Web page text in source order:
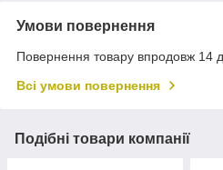
Умови повернення
Повернення товару впродовж 14
Всі умови повернення
Подібні товари компанії